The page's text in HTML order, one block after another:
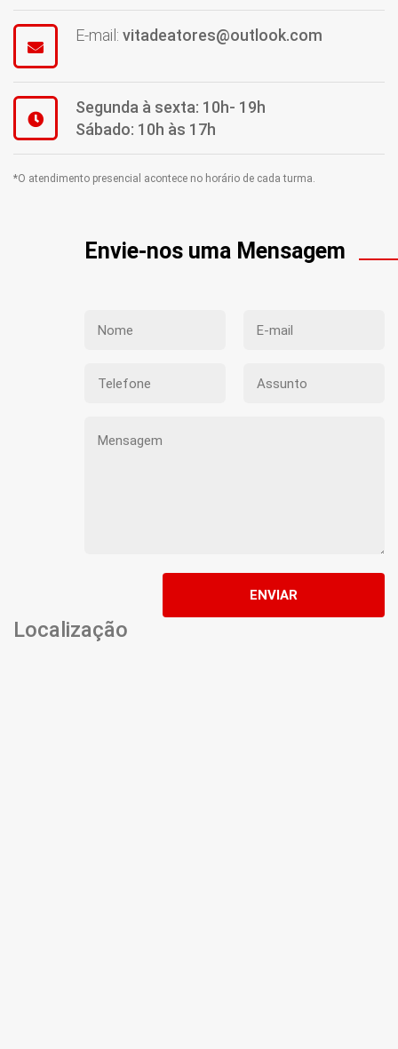
E-mail: vitadeatores@outlook.com
Segunda à sexta: 10h- 19h
Sábado: 10h às 17h
*O atendimento presencial acontece no horário de cada turma.
Envie-nos uma Mensagem
ENVIAR
Localização